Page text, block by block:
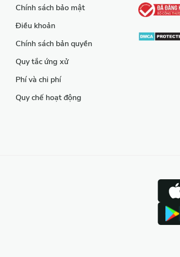
Chính sách bảo mật
Điều khoản
Chính sách bản quyền
Quy tắc ứng xử
Phí và chi phí
Quy chế hoạt động